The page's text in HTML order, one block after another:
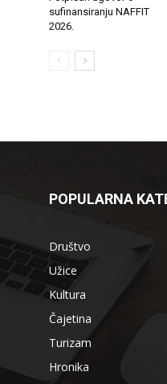
sufinansiranju NAFFIT
2026.
POPULARNA
Društvo
Užice
Kultura
Čajetina
Turizam
Hronika